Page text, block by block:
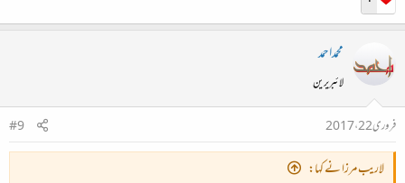
محمداحمد
لائبریرین
فروری 22، 2017
#9
لاریب مرزا نے کہا: